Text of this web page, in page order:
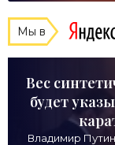
Мы в
Вес
будет
Владимир